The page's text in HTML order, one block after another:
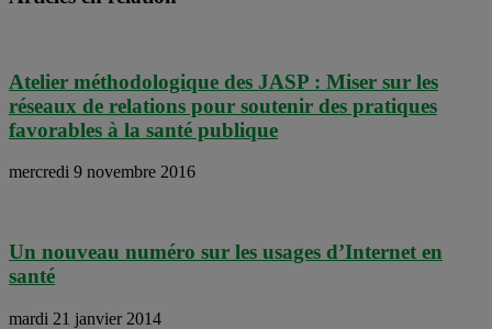
Atelier méthodologique des JASP : Miser sur les
réseaux de relations pour soutenir des pratiques
favorables à la santé publique
mercredi 9 novembre 2016
Un nouveau numéro sur les usages d’Internet en
santé
mardi 21 janvier 2014